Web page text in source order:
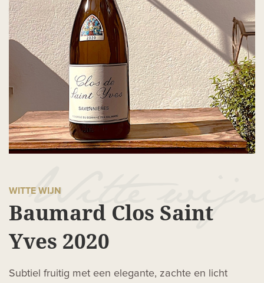
WITTE WIJN
Baumard Clos Saint
Yves 2020
Subtiel fruitig met een elegante, zachte en licht